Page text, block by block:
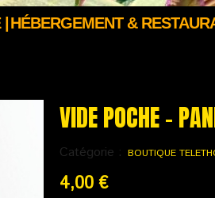
HÉBERGEMENT &
VIDE POCHE -
Catégorie : BOUTIQUE
4,00 €